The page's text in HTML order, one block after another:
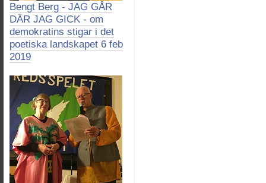
Bengt Berg - JAG GÅR
DÄR JAG GICK - om
demokratins stigar i det
poetiska landskapet 6 feb
2019